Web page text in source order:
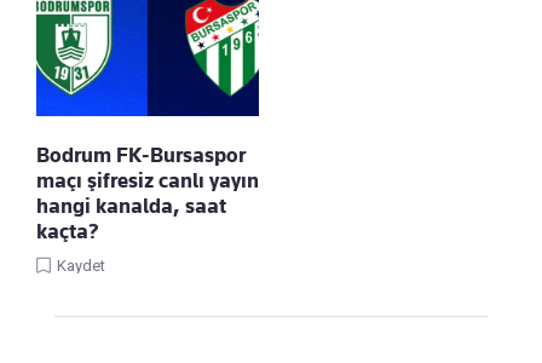
Bodrum FK-Bursaspor
maçı şifresiz canlı yayın
hangi kanalda, saat
kaçta?
Kaydet